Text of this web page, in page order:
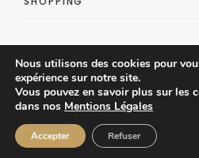
Luxe Infinity -
Nous utilisons des cookies pour
expérience sur notre site.
Vous pouvez en savoir plus sur les
dans nos Mentions Légales
Accepter Refuser